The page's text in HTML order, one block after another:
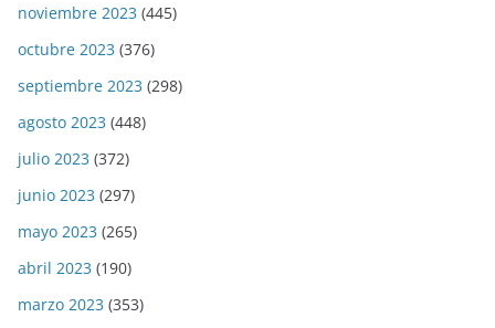
noviembre 2023 (445)
octubre 2023 (376)
septiembre 2023 (298)
agosto 2023 (448)
julio 2023 (372)
junio 2023 (297)
mayo 2023 (265)
abril 2023 (190)
marzo 2023 (353)